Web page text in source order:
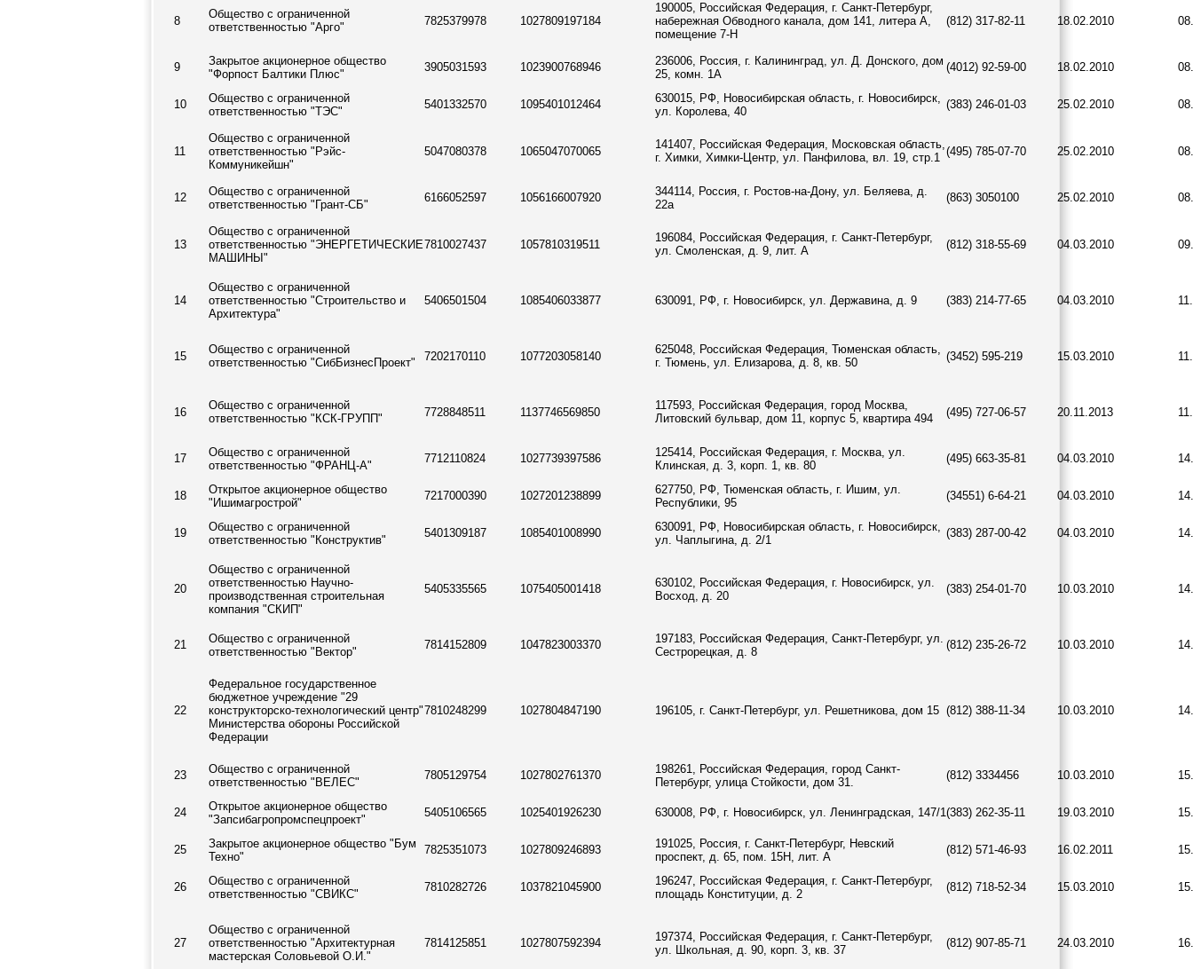
8
Общество с ограниченной
ответственностью "Арго"
7825379978 1027809197184
190005, Российская Федерация, г. Санкт-Петербург,
набережная Обводного канала, дом 141, литера А,
помещение 7-Н
(812) 317-82-11 18.02.2010
9
Закрытое акционерное общество
"Форпост Балтики Плюс"
3905031593 1023900768946
236006, Россия, г. Калининград, ул. Д. Донского, дом
25, комн. 1А
(4012) 92-59-00 18.02.2010
10
Общество с ограниченной
ответственностью "ТЭС"
5401332570 1095401012464
630015, РФ, Новосибирская область, г. Новосибирск,
ул. Королева, 40
(383) 246-01-03 25.02.2010
11
Общество с ограниченной
ответственностью "Рэйс-
Коммуникейшн"
5047080378 1065047070065
141407, Российская Федерация, Московская область,
г. Химки, Химки-Центр, ул. Панфилова, вл. 19, стр.1 (495) 785-07-70 25.02.2010
12
Общество с ограниченной
ответственностью "Грант-СБ"
6166052597 1056166007920
344114, Россия, г. Ростов-на-Дону, ул. Беляева, д.
22а
(863) 3050100 25.02.2010
13
Общество с ограниченной
ответственностью "ЭНЕРГЕТИЧЕСКИЕ
МАШИНЫ"
7810027437 1057810319511
196084, Российская Федерация, г. Санкт-Петербург,
ул. Смоленская, д. 9, лит. А
(812) 318-55-69 04.03.2010
14
Общество с ограниченной
ответственностью "Строительство и
Архитектура"
5406501504 1085406033877 630091, РФ, г. Новосибирск, ул. Державина, д. 9 (383) 214-77-65 04.03.2010
15
Общество с ограниченной
ответственностью "СибБизнесПроект"
7202170110 1077203058140
625048, Российская Федерация, Тюменская область,
г. Тюмень, ул. Елизарова, д. 8, кв. 50
(3452) 595-219 15.03.2010
16
Общество с ограниченной
ответственностью "КСК-ГРУПП"
7728848511 1137746569850
117593, Российская Федерация, город Москва,
Литовский бульвар, дом 11, корпус 5, квартира 494
(495) 727-06-57 20.11.2013
17
Общество с ограниченной
ответственностью "ФРАНЦ-А"
7712110824 1027739397586
125414, Российская Федерация, г. Москва, ул.
Клинская, д. 3, корп. 1, кв. 80
(495) 663-35-81 04.03.2010
18
Открытое акционерное общество
"Ишимагрострой"
7217000390 1027201238899
627750, РФ, Тюменская область, г. Ишим, ул.
Республики, 95
(34551) 6-64-21 04.03.2010
19
Общество с ограниченной
ответственностью "Конструктив"
5401309187 1085401008990
630091, РФ, Новосибирская область, г. Новосибирск,
ул. Чаплыгина, д. 2/1
(383) 287-00-42 04.03.2010
20
Общество с ограниченной
ответственностью Научно-
производственная строительная
компания "СКИП"
5405335565 1075405001418
630102, Российская Федерация, г. Новосибирск, ул.
Восход, д. 20
(383) 254-01-70 10.03.2010
21
Общество с ограниченной
ответственностью "Вектор"
7814152809 1047823003370
197183, Российская Федерация, Санкт-Петербург, ул.
Сестрорецкая, д. 8
(812) 235-26-72 10.03.2010
22
Федеральное государственное
бюджетное учреждение "29
конструкторско-технологический центр"
Министерства обороны Российской
Федерации
7810248299 1027804847190 196105, г. Cанкт-Петербург, ул. Решетникова, дом 15 (812) 388-11-34 10.03.2010
23
Общество с ограниченной
ответственностью "ВЕЛЕС"
7805129754 1027802761370
198261, Российская Федерация, город Санкт-
Петербург, улица Стойкости, дом 31.
(812) 3334456 10.03.2010
24
Открытое акционерное общество
"Запсибагропромспецпроект"
5405106565 1025401926230 630008, РФ, г. Новосибирск, ул. Ленинградская, 147/1(383) 262-35-11 19.03.2010
25
Закрытое акционерное общество "Бум
Техно"
7825351073 1027809246893
191025, Россия, г. Санкт-Петербург, Невский
проспект, д. 65, пом. 15Н, лит. А
(812) 571-46-93 16.02.2011
26
Общество с ограниченной
ответственностью "СВИКС"
7810282726 1037821045900
196247, Российская Федерация, г. Санкт-Петербург,
площадь Конституции, д. 2
(812) 718-52-34 15.03.2010
27
Общество с ограниченной
ответственностью "Архитектурная
мастерская Соловьевой О.И."
7814125851 1027807592394
197374, Российская Федерация, г. Санкт-Петербург,
ул. Школьная, д. 90, корп. 3, кв. 37
(812) 907-85-71 24.03.2010